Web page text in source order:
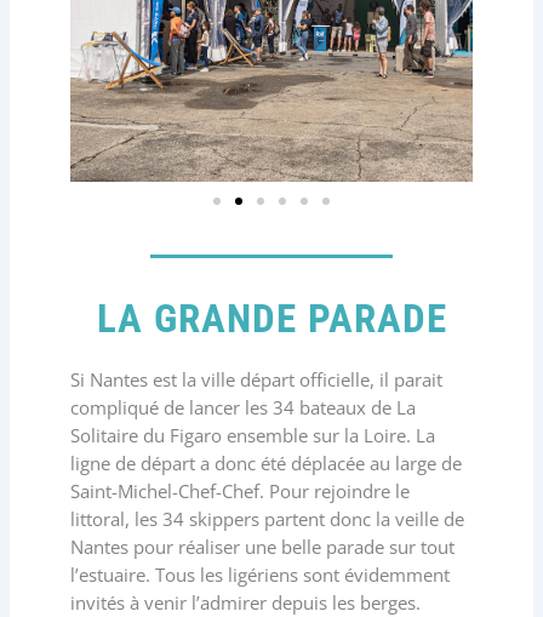
LA GRANDE PARADE
Si Nantes est la ville départ officielle, il parait
compliqué de lancer les 34 bateaux de La
Solitaire du Figaro ensemble sur la Loire. La
ligne de départ a donc été déplacée au large de
Saint-Michel-Chef-Chef. Pour rejoindre le
littoral, les 34 skippers partent donc la veille de
Nantes pour réaliser une belle parade sur tout
l’estuaire. Tous les ligériens sont évidemment
invités à venir l’admirer depuis les berges.